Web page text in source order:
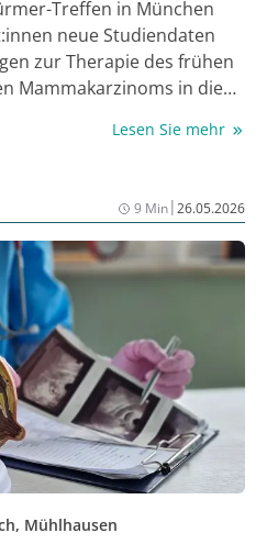
Treffen in München
neue Studiendaten
zur Therapie des frühen
Mammakarzinoms in die
Format des Meetings lebt
Abläufe. Die
verdeutlichten einmal
Therapiestrategien und
Testung im
sind. Im Fokus des
Daten, die aktuell für die
Lesen Sie mehr
9 Min|26.05.2026
Mühlhausen